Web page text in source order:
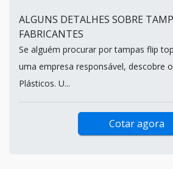
ALGUNS DETALHES SOBRE
FABRICANTES
Se alguém procurar por tampas flip
uma empresa responsável, descobre
Plásticos. U...
Cotar agora